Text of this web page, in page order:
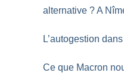
alternative ? A
L’autogestion
Ce que Macron